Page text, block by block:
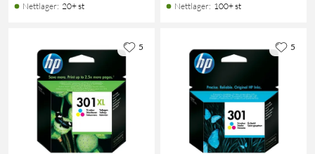
Nettlager: 20+ st Nettlager: 100+ st
5 5